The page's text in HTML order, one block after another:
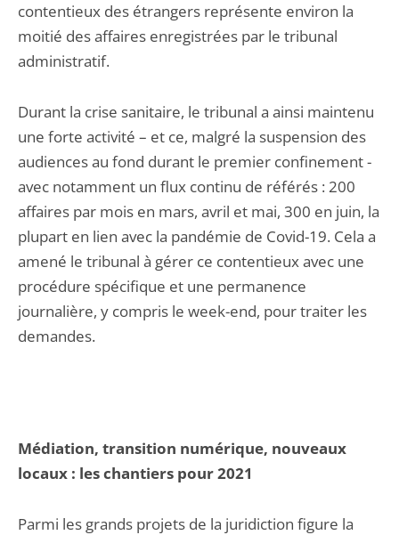
contentieux des étrangers représente environ la
moitié des affaires enregistrées par le tribunal
administratif.
Durant la crise sanitaire, le tribunal a ainsi maintenu
une forte activité – et ce, malgré la suspension des
audiences au fond durant le premier confinement -
avec notamment un flux continu de référés : 200
affaires par mois en mars, avril et mai, 300 en juin, la
plupart en lien avec la pandémie de Covid-19. Cela a
amené le tribunal à gérer ce contentieux avec une
procédure spécifique et une permanence
journalière, y compris le week-end, pour traiter les
demandes.
Médiation, transition numérique, nouveaux
locaux : les chantiers pour 2021
Parmi les grands projets de la juridiction figure la